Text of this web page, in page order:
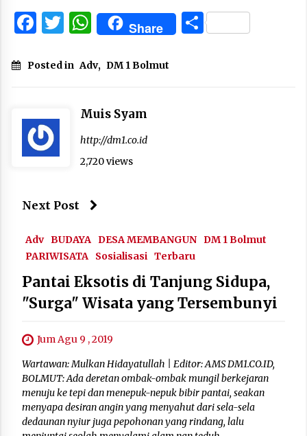
Facebook
Twitter
WhatsApp
Share Share
Posted in Adv, DM 1 Bolmut
Muis Syam
http://dm1.co.id
2,720 views
Next Post
Adv BUDAYA DESA MEMBANGUN DM 1 Bolmut
PARIWISATA
Sosialisasi Terbaru
Pantai Eksotis di Tanjung Sidupa,
"Surga" Wisata yang Tersembunyi
Jum Agu 9 , 2019
Wartawan: Mulkan Hidayatullah | Editor: AMS DM1.CO.ID,
BOLMUT: Ada deretan ombak-ombak mungil berkejaran
menuju ke tepi dan menepuk-nepuk bibir pantai, seakan
menyapa desiran angin yang menyahut dari sela-sela
dedaunan nyiur juga pepohonan yang rindang, lalu